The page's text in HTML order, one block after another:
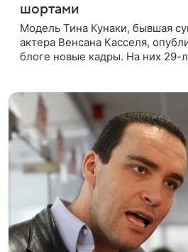
шортами
Модель Тина Кунаки, бывшая
актера Венсана Касселя,
блоге новые кадры. На них 29-